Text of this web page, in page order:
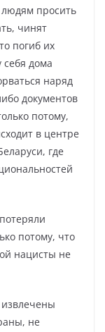
просить
чинят
погиб их
себя дома
наряд
документов
потому,
в центре
где
потому, что
нацисты не
не